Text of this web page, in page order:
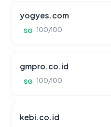
yogyes.com
SG 100/100
gmpro.co.id
SG 100/100
kebi.co.id